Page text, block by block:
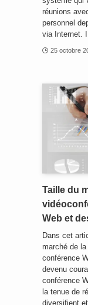
réunions
personnel
via Internet.
25 octobre
Taille du
Web et
Dans cet
marché de
conférence
devenu
conférence
la tenue de
diversifient